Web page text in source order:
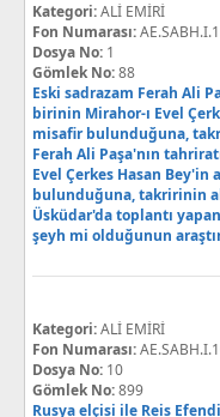
Kategori:ALİ EMİRİ
Fon Numarası:
Dosya No: 1
Gömlek No:88
Eski sadrazam Ferah Ali
birinin Mirahor-ı Evel
misafir bulunduğuna,
Ferah Ali Paşa'nın
Evel Çerkes Hasan Bey'in
bulunduğuna, takririnin
Üsküdar'da toplantı
şeyh mi olduğunun
Kategori:ALİ EMİRİ
Fon Numarası:
Dosya No: 10
Gömlek No:899
Rusya elçisi ile Reis